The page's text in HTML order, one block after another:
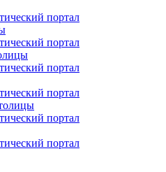
портал
портал
портал
портал
портал
портал